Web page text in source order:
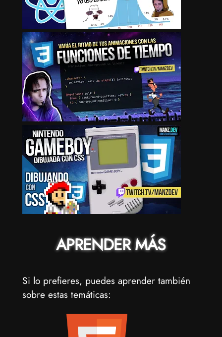
APRENDER MÁS
Si lo prefieres, puedes aprender también
sobre estas temáticas: